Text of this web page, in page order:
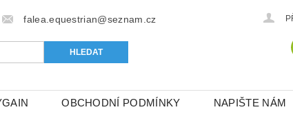
falea.equestrian@seznam.cz
OBCHODNÍ PODMÍNKY NAPIŠTE NÁM